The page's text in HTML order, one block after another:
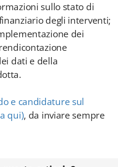
sullo stato di
degli interventi;
dei
dati e della
e candidature sul
qui), da inviare sempre